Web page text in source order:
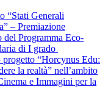
“Stati Generali
– Premiazione
del Programma Eco-
di I grado
“Horcynus Edu:
la realtà” nell’ambito
e Immagini per la